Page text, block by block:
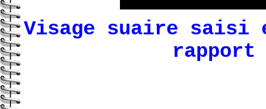
Visage suaire